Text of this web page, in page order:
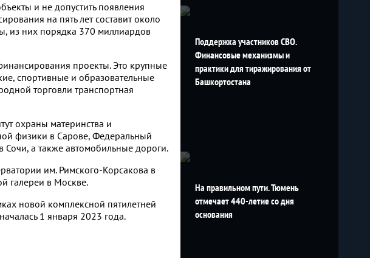
и не допустить появления
на пять лет составит около
из них порядка 370 миллиардов
проекты. Это крупные
спортивные и образовательные
торговли транспортная
охраны материнства и
физики в Сарове, Федеральный
а также автомобильные дороги.
им. Римского-Корсакова в
галереи в Москве.
новой комплексной пятилетней
1 января 2023 года.
Поддержка участников СВО.
Финансовые механизмы и
практики для тиражирования от
Башкортостана
На правильном пути. Тюмень
отмечает 440-летие со дня
основания